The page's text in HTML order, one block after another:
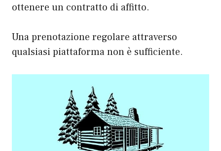
ottenere un contratto di affitto.
Una prenotazione regolare attraverso
qualsiasi piattaforma non è sufficiente.